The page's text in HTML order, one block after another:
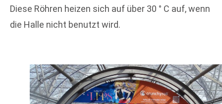
Diese Röhren heizen sich auf über 30 ° C auf, wenn
die Halle nicht benutzt wird.